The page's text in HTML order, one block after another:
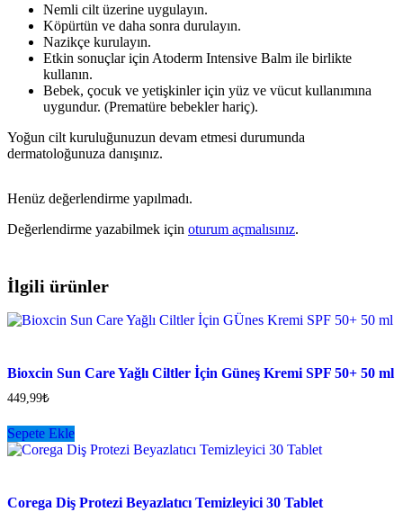
Nemli cilt üzerine uygulayın.
Köpürtün ve daha sonra durulayın.
Nazikçe kurulayın.
Etkin sonuçlar için Atoderm Intensive Balm ile birlikte
kullanın.
Bebek, çocuk ve yetişkinler için yüz ve vücut kullanımına
uygundur. (Prematüre bebekler hariç).
Yoğun cilt kuruluğunuzun devam etmesi durumunda
dermatoloğunuza danışınız.
Henüz değerlendirme yapılmadı.
Değerlendirme yazabilmek için oturum açmalısınız.
İlgili ürünler
Bioxcin Sun Care Yağlı Ciltler İçin Güneş Kremi SPF 50+ 50 ml
449,99₺
Sepete Ekle
Corega Diş Protezi Beyazlatıcı Temizleyici 30 Tablet